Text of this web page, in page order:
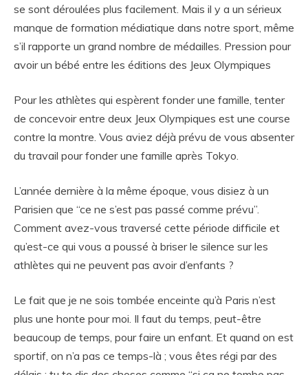
se sont déroulées plus facilement. Mais il y a un sérieux
manque de formation médiatique dans notre sport, même
s’il rapporte un grand nombre de médailles. Pression pour
avoir un bébé entre les éditions des Jeux Olympiques
Pour les athlètes qui espèrent fonder une famille, tenter
de concevoir entre deux Jeux Olympiques est une course
contre la montre. Vous aviez déjà prévu de vous absenter
du travail pour fonder une famille après Tokyo.
L’année dernière à la même époque, vous disiez à un
Parisien que “ce ne s’est pas passé comme prévu”.
Comment avez-vous traversé cette période difficile et
qu’est-ce qui vous a poussé à briser le silence sur les
athlètes qui ne peuvent pas avoir d’enfants ?
Le fait que je ne sois tombée enceinte qu’à Paris n’est
plus une honte pour moi. Il faut du temps, peut-être
beaucoup de temps, pour faire un enfant. Et quand on est
sportif, on n’a pas ce temps-là ; vous êtes régi par des